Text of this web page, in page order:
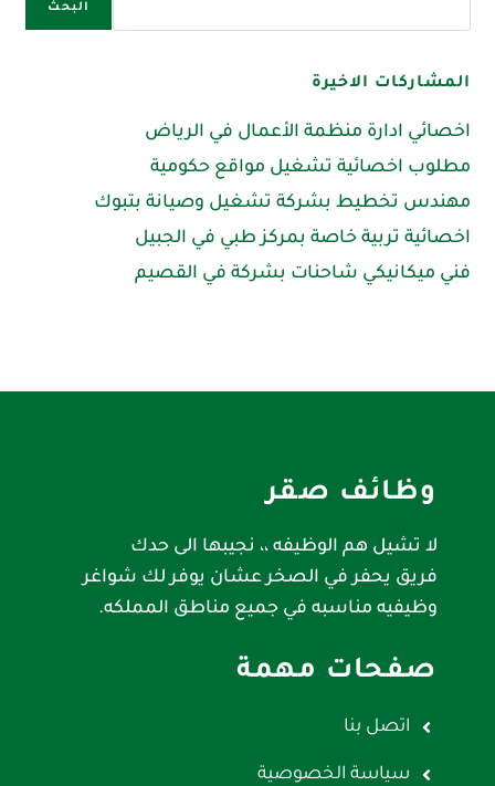
البحث
المشاركات الاخيرة
اخصائي ادارة منظمة الأعمال في الرياض
مطلوب اخصائية تشغيل مواقع حكومية
مهندس تخطيط بشركة تشغيل وصيانة بتبوك
اخصائية تربية خاصة بمركز طبي في الجبيل
فني ميكانيكي شاحنات بشركة في القصيم
وظائف صقر
لا تشيل هم الوظيفه ،، نجيبها الى حدك
فريق يحفر في الصخر عشان يوفر لك شواغر
وظيفيه مناسبه في جميع مناطق المملكه.
صفحات مهمة
اتصل بنا
سياسة الخصوصية